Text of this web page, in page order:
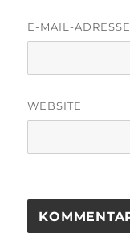
E-MAIL-ADRESSE
WEBSITE